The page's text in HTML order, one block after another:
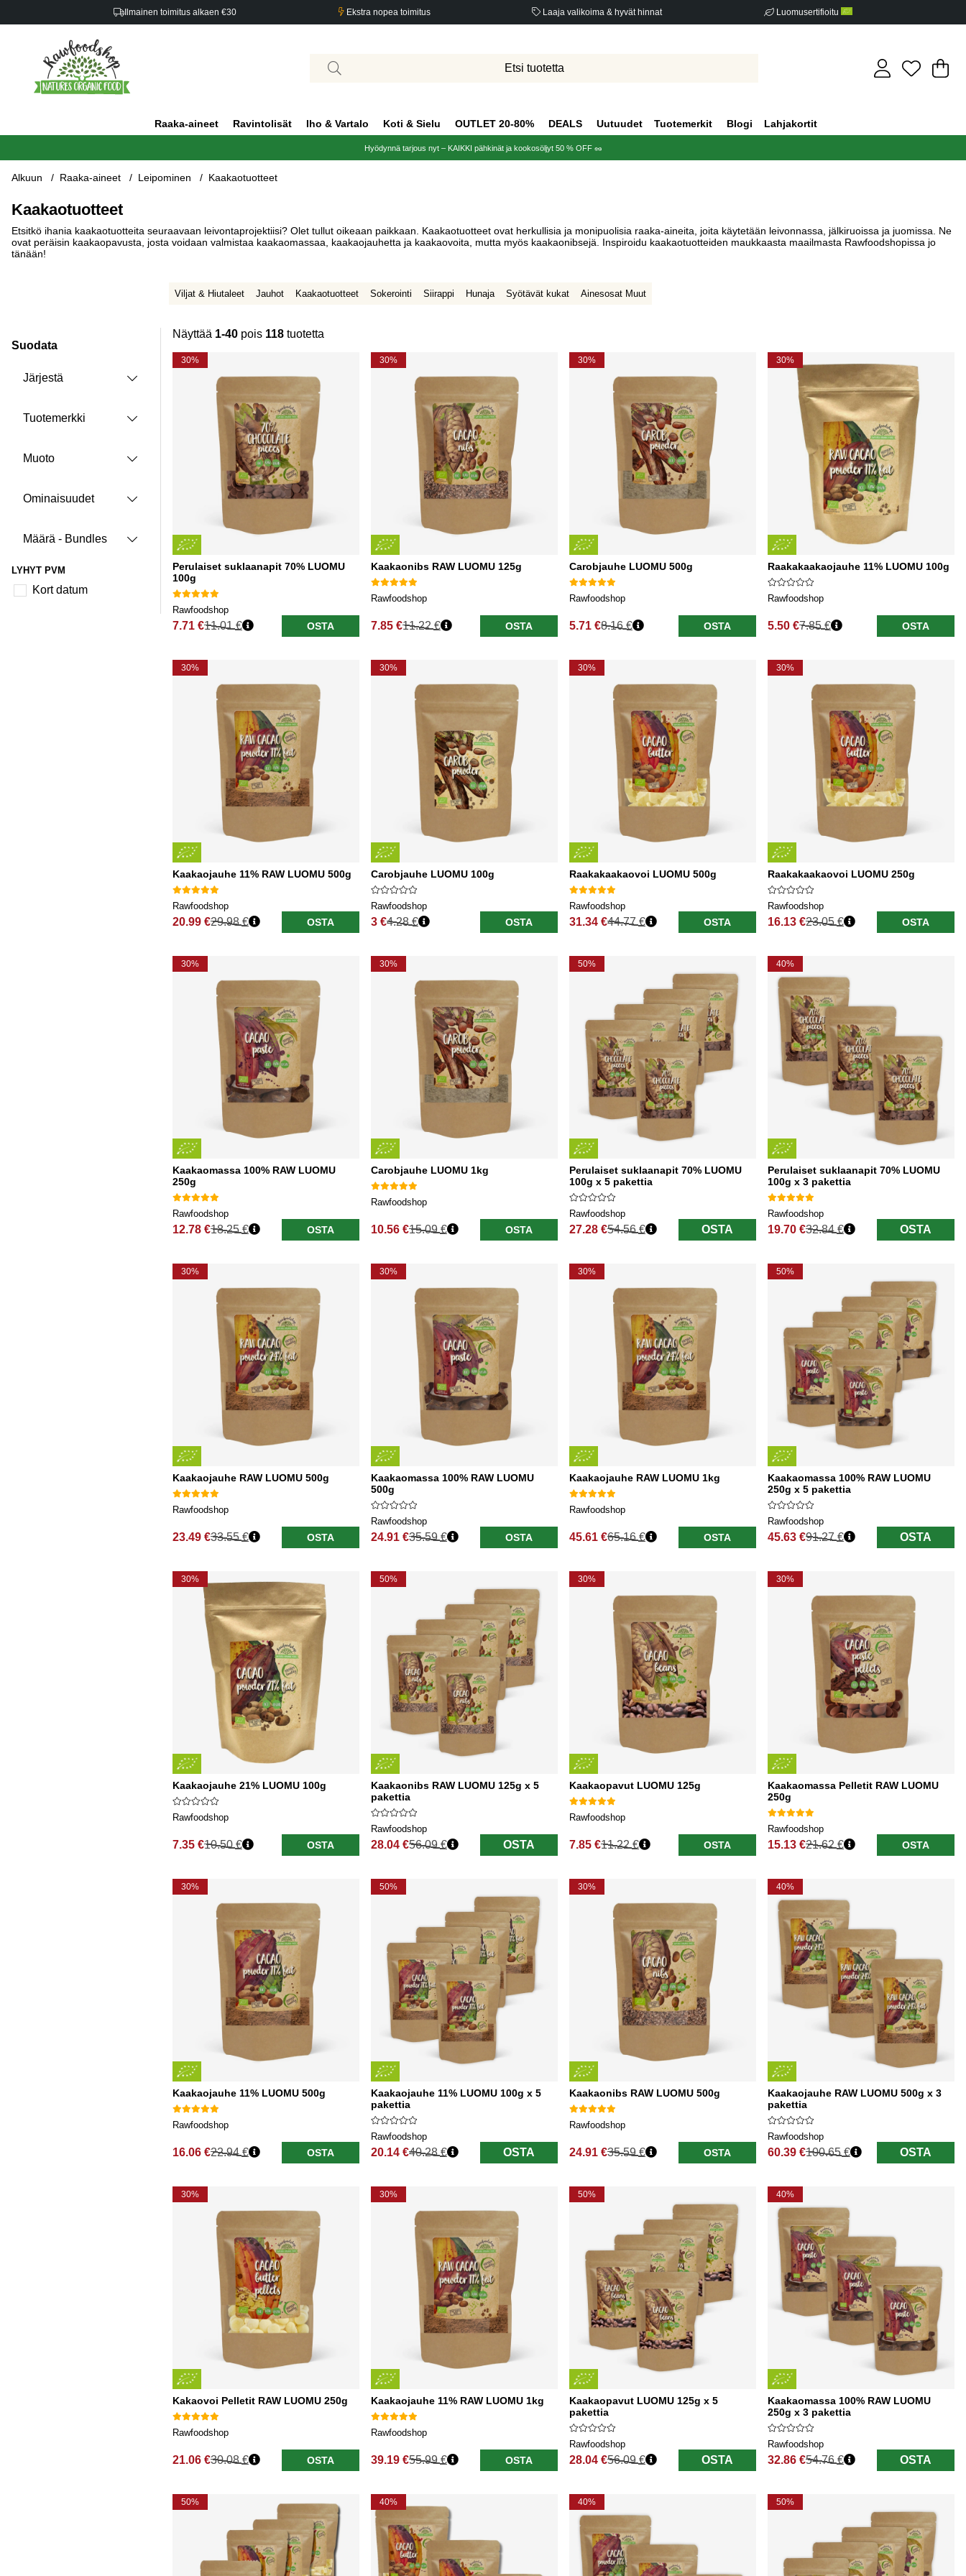
Ilmainen toimitus alkaen €30 Ekstra nopea toimitus Laaja valikoima & hyvät hinnat Luomusertifioitu
.
Raaka-aineet Ravintolisät Iho & Vartalo Koti & Sielu OUTLET 20-80% DEALS Uutuudet Tuotemerkit Blogi Lahjakortit
Hyödynnä tarjous nyt – KAIKKI pähkinät ja kookosöljyt 50 % OFF 🥜
Alkuun Raaka-aineet Leipominen Kaakaotuotteet
Kaakaotuotteet
Etsitkö ihania kaakaotuotteita seuraavaan leivontaprojektiisi? Olet tullut oikeaan paikkaan. Kaakaotuotteet ovat herkullisia ja monipuolisia raaka-aineita, joita käytetään leivonnassa, jälkiruoissa ja juomissa. Ne
ovat peräisin kaakaopavusta, josta voidaan valmistaa kaakaomassaa, kaakaojauhetta ja kaakaovoita, mutta myös kaakaonibsejä. Inspiroidu kaakaotuotteiden maukkaasta maailmasta Rawfoodshopissa jo
tänään!
Viljat & Hiutaleet Jauhot Kaakaotuotteet Sokerointi Siirappi Hunaja Syötävät kukat Ainesosat Muut
Suodata
Järjestä
Tuotemerkki
Muoto
Ominaisuudet
Määrä - Bundles
LYHYT PVM
Kort datum
Näyttää 1-40 pois 118 tuotetta
Tuotteet
30%
Perulaiset suklaanapit 70% LUOMU
100g
Rawfoodshop
7.71 €
Normaali hinta
11.01 € OSTA
30%
Kaakaonibs RAW LUOMU 125g
Rawfoodshop
7.85 €
Normaali hinta
11.22 € OSTA
30%
Carobjauhe LUOMU 500g
Rawfoodshop
5.71 €
Normaali hinta
8.16 € OSTA
30%
Raakakaakaojauhe 11% LUOMU 100g
Rawfoodshop
5.50 €
Normaali hinta
7.85 € OSTA
30%
Kaakaojauhe 11% RAW LUOMU 500g
Rawfoodshop
20.99 €
Normaali hinta
29.98 € OSTA
30%
Carobjauhe LUOMU 100g
Rawfoodshop
3 €
Normaali hinta
4.28 € OSTA
30%
Raakakaakaovoi LUOMU 500g
Rawfoodshop
31.34 €
Normaali hinta
44.77 € OSTA
30%
Raakakaakaovoi LUOMU 250g
Rawfoodshop
16.13 €
Normaali hinta
23.05 € OSTA
30%
Kaakaomassa 100% RAW LUOMU
250g
Rawfoodshop
12.78 €
Normaali hinta
18.25 € OSTA
30%
Carobjauhe LUOMU 1kg
Rawfoodshop
10.56 €
Normaali hinta
15.09 € OSTA
50%
Perulaiset suklaanapit 70% LUOMU
100g x 5 pakettia
Rawfoodshop
27.28 €
Normaali hinta
54.56 € OSTA
40%
Perulaiset suklaanapit 70% LUOMU
100g x 3 pakettia
Rawfoodshop
19.70 €
Normaali hinta
32.84 € OSTA
30%
Kaakaojauhe RAW LUOMU 500g
Rawfoodshop
23.49 €
Normaali hinta
33.55 € OSTA
30%
Kaakaomassa 100% RAW LUOMU
500g
Rawfoodshop
24.91 €
Normaali hinta
35.59 € OSTA
30%
Kaakaojauhe RAW LUOMU 1kg
Rawfoodshop
45.61 €
Normaali hinta
65.16 € OSTA
50%
Kaakaomassa 100% RAW LUOMU
250g x 5 pakettia
Rawfoodshop
45.63 €
Normaali hinta
91.27 € OSTA
30%
Kaakaojauhe 21% LUOMU 100g
Rawfoodshop
7.35 €
Normaali hinta
10.50 € OSTA
50%
Kaakaonibs RAW LUOMU 125g x 5
pakettia
Rawfoodshop
28.04 €
Normaali hinta
56.09 € OSTA
30%
Kaakaopavut LUOMU 125g
Rawfoodshop
7.85 €
Normaali hinta
11.22 € OSTA
30%
Kaakaomassa Pelletit RAW LUOMU
250g
Rawfoodshop
15.13 €
Normaali hinta
21.62 € OSTA
30%
Kaakaojauhe 11% LUOMU 500g
Rawfoodshop
16.06 €
Normaali hinta
22.94 € OSTA
50%
Kaakaojauhe 11% LUOMU 100g x 5
pakettia
Rawfoodshop
20.14 €
Normaali hinta
40.28 € OSTA
30%
Kaakaonibs RAW LUOMU 500g
Rawfoodshop
24.91 €
Normaali hinta
35.59 € OSTA
40%
Kaakaojauhe RAW LUOMU 500g x 3
pakettia
Rawfoodshop
60.39 €
Normaali hinta
100.65 € OSTA
30%
Kakaovoi Pelletit RAW LUOMU 250g
Rawfoodshop
21.06 €
Normaali hinta
30.08 € OSTA
30%
Kaakaojauhe 11% RAW LUOMU 1kg
Rawfoodshop
39.19 €
Normaali hinta
55.99 € OSTA
50%
Kaakaopavut LUOMU 125g x 5
pakettia
Rawfoodshop
28.04 €
Normaali hinta
56.09 € OSTA
40%
Kaakaomassa 100% RAW LUOMU
250g x 3 pakettia
Rawfoodshop
32.86 €
Normaali hinta
54.76 € OSTA
50% 40% 40% 50%